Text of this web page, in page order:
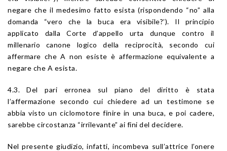
negare che il medesimo fatto esista (rispondendo “no” alla
domanda “vero che la buca era visibile?’). Il principio
applicato dalla Corte d’appello urta dunque contro il
millenario canone logico della reciprocità, secondo cui
affermare che A non esiste è affermazione equivalente a
negare che A esista.
4.3. Del pari erronea sul piano del diritto è stata
l’affermazione secondo cui chiedere ad un testimone se
abbia visto un ciclomotore finire in una buca, e poi cadere,
sarebbe circostanza “irrilevante” ai fini del decidere.
Nel presente giudizio, infatti, incombeva sull’attrice l’onere